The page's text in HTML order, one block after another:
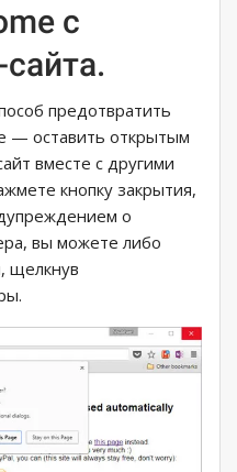
с
предотвратить
— оставить открытым
вместе с другими
кнопку закрытия,
о
вы можете либо
щелкнув